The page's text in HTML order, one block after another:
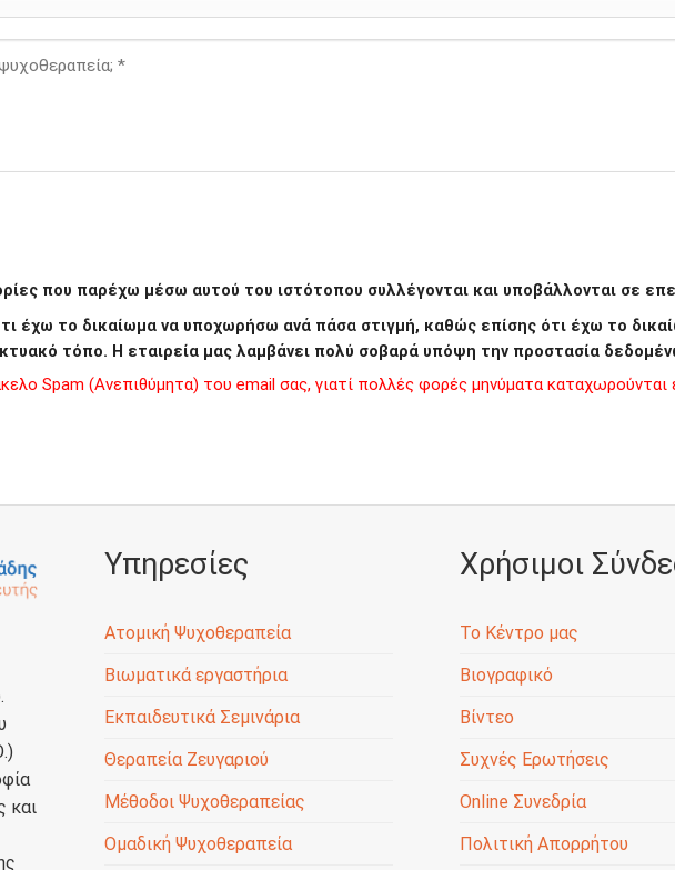
που παρέχω μέσω αυτού του ιστότοπου συλλέγονται και υποβάλλονται σε
έχω το δικαίωμα να υποχωρήσω ανά πάσα στιγμή, καθώς επίσης ότι έχω το
τόπο. Η εταιρεία μας λαμβάνει πολύ σοβαρά υπόψη την προστασία
Spam (Ανεπιθύμητα) του email σας, γιατί πολλές φορές μηνύματα καταχωρούνται
και
Υπηρεσίες
Ατομική Ψυχοθεραπεία
Βιωματικά εργαστήρια
Εκπαιδευτικά Σεμινάρια
Θεραπεία Ζευγαριού
Μέθοδοι Ψυχοθεραπείας
Ομαδική Ψυχοθεραπεία
Χρήσιμοι
Το Κέντρο μας
Βιογραφικό
Βίντεο
Συχνές Ερωτήσεις
Online Συνεδρία
Πολιτική Απορρήτου